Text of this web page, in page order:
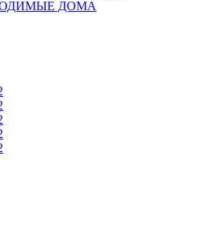
ДОМА